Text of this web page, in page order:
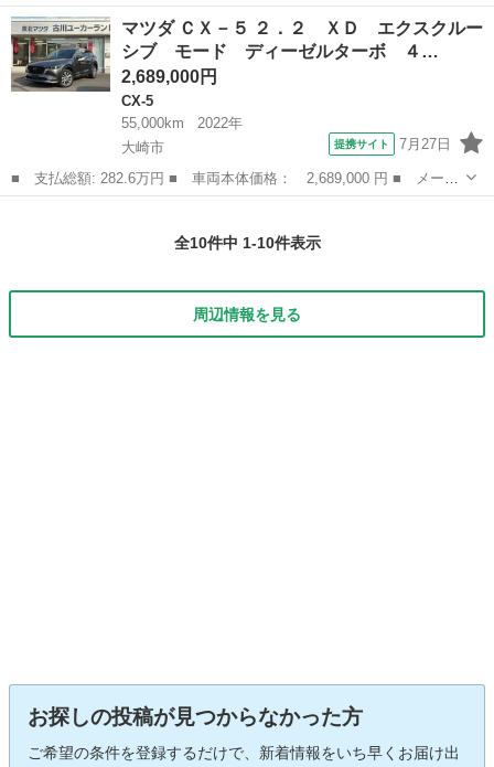
ー名： マツダ ■ 車種名： ＣＸ－５ ■ グレード名： ＸＤ Ｌ
パッケージ 純正ナビ サンルーフ ＢＯＳＥサウンド ＢＴ ブラ
インドス...
宮城 大崎市 CX-5
マツダ ＣＸ－５ ２．２ ＸＤ エクスクルー
シブ モード ディーゼルターボ ４…
2,689,000円
CX-5
55,000km
2022年
大崎市
提携サイト 7月27日
■ 支払総額: 282.6万円 ■ 車両本体価格： 2,689,000 円 ■ メーカ
ー名： マツダ ■ 車種名： ＣＸ－５ ■ グレード名： ２．２
全10件中 1-10件表示
周辺情報を見る
お探しの投稿が見つからなかった方
ご希望の条件を登録するだけで、新着情報をいち早くお届け出